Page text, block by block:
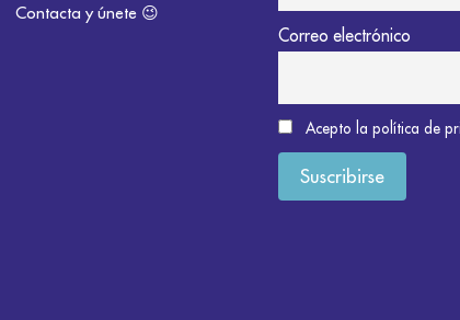
Contacta y únete 😉
Correo electrónico
Acepto la política de